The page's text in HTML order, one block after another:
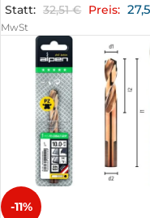
Statt: 32,51€ Preis:
MwSt
-11%